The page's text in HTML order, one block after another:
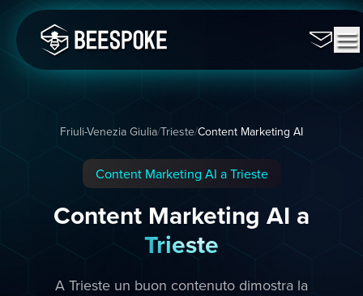
Friuli-Venezia Giulia/Trieste/Content Marketing AI
Content Marketing AI a Trieste
Content Marketing AI a
Trieste
A Trieste un buon contenuto dimostra la